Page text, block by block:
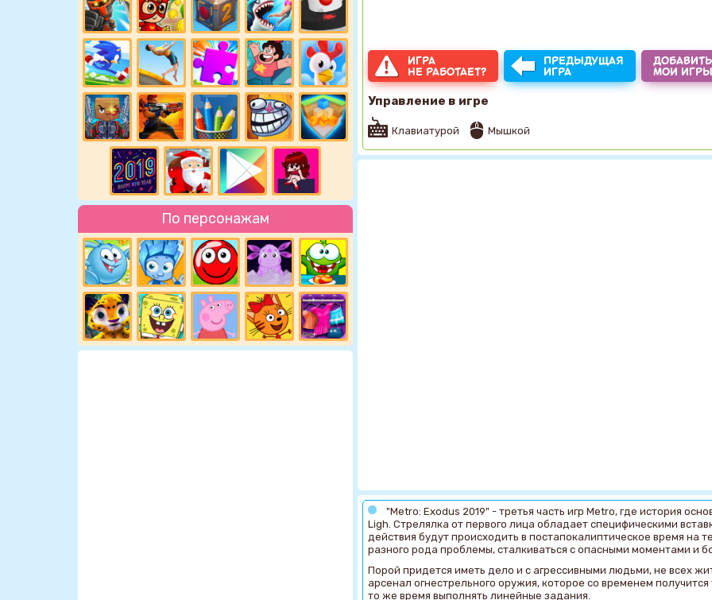
По персонажам
ИГРА
НЕ РАБОТАЕТ?
ПРЕДЫДУЩАЯ
ИГРА
МОИ ИГРЫ
Управление в игре
Клавиатурой Мышкой
"Metro: Exodus 2019" - третья часть игр Metro, где история
Ligh. Стрелялка от первого лица обладает специфическими
действия будут происходить в постапокалиптическое время на
разного рода проблемы, сталкиваться с опасными моментами и
Порой придется иметь дело и с агрессивными людьми, не всех
арсенал огнестрельного оружия, которое со временем
то же время выполнять линейные задания.